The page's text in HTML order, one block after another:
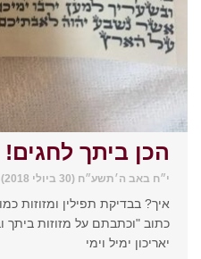
הכן ביתך לחגים!
י״ח באב ה׳תשע״ח (30 ביולי 2018)
איך? בבדיקת תפילין ומזוזות
כתוב "וכתבתם על מזוזות
יאריכון ימיל וימי